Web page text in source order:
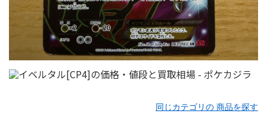
同じカテゴリの 商品を探す